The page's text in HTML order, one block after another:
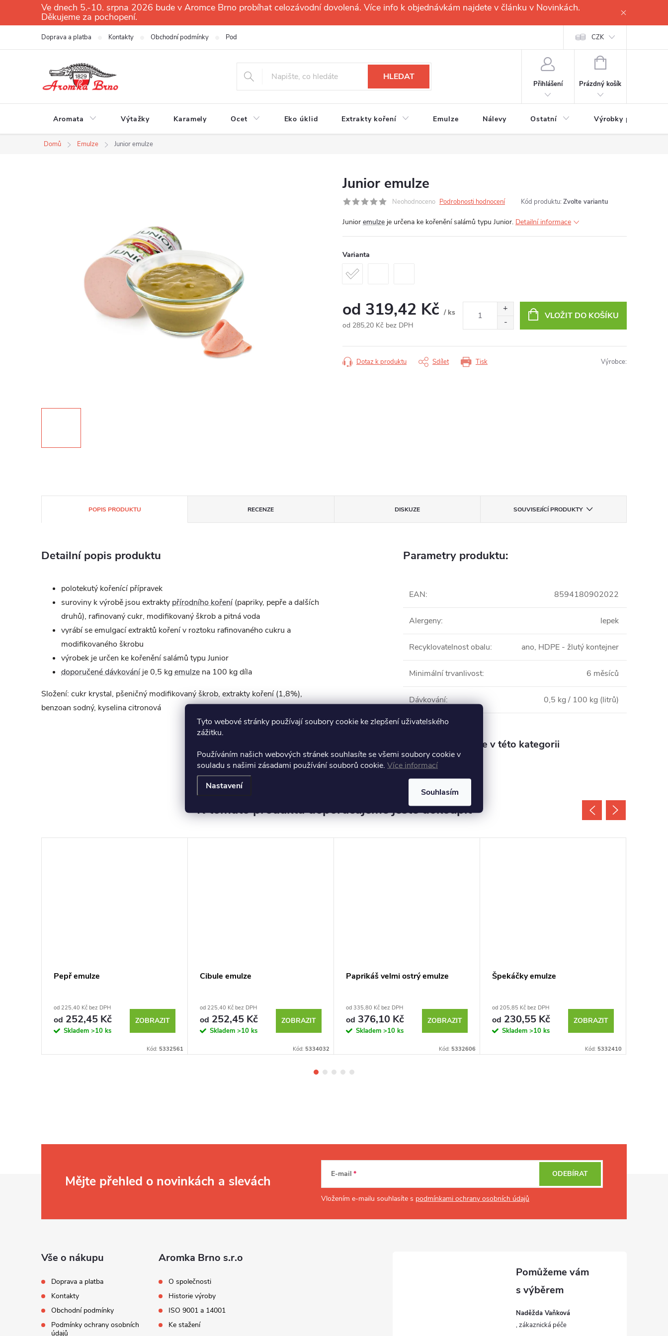
Tyto webové stránky používají soubory cookie ke zlepšení uživatelského
zážitku.
Používáním našich webových stránek souhlasíte se všemi soubory cookie v
souladu s našimi zásadami používání souborů cookie. Více informací
Nastavení
Souhlasím
Ve dnech 5.-10. srpna 2026 bude v Aromce Brno probíhat celozávodní dovolená. Více info k objednávkám najdete v článku v Novinkách.
Děkujeme za pochopení.
Doprava a platba Kontakty Obchodní podmínky Podmínky ochrany osobních údajů CZK
HLEDAT
Přihlášení
NÁKUPNÍ
Prázdný košík
Aromata Výtažky Karamely Ocet Eko úklid Extrakty koření Emulze Nálevy Ostatní Výrobky pro
Domů Emulze Junior emulze
Junior emulze
Neohodnoceno Podrobnosti hodnocení Kód produktu: Zvolte variantu
Junior emulze je určena ke kořenění salámů typu Junior. Detailní informace
Varianta
od 319,42 Kč / ks
od 285,20 Kč bez DPH
cena:
VLOŽIT DO KOŠÍKU
Tisk
Dotaz k produktu Sdílet Výrobce:
POPIS PRODUKTU RECENZE DISKUZE SOUVISEJÍCÍ PRODUKTY
Detailní popis produktu
polotekutý kořenící přípravek
suroviny k výrobě jsou extrakty přírodního koření(papriky, pepře a dalších
druhů), rafinovaný cukr, modifikovaný škrob a pitná voda
vyrábí se emulgací extraktů koření v roztoku rafinovaného cukru a
modifikovaného škrobu
výrobek je určen ke kořenění salámů typu Junior
doporučené dávkováníje 0,5 kgemulze na 100 kg díla
Složení: cukr krystal, pšeničný modifikovaný škrob, extrakty koření (1,8%),
benzoan sodný, kyselina citronová
Parametry produktu:
EAN: 8594180902022
Alergeny: lepek
Recyklovatelnost obalu: ano, HDPE - žlutý kontejner
Minimální trvanlivost: 6 měsíců
Dávkování: 0,5 kg / 100 kg (litrů)
Produkt naleznete v této kategorii
Emulze
K tomuto produktu doporučujeme ještě dokoupit
Pepř emulze
od 225,40 Kč bez DPH
od 252,45 Kč
Skladem >10 ks
ZOBRAZIT
Kód: 5332561
Cibule emulze
od 225,40 Kč bez DPH
od 252,45 Kč
Skladem >10 ks
ZOBRAZIT
Kód: 5334032
Paprikáš velmi ostrý emulze
od 335,80 Kč bez DPH
od 376,10 Kč
Skladem >10 ks
ZOBRAZIT
Kód: 5332606
Špekáčky emulze
od 205,85 Kč bez DPH
od 230,55 Kč
Skladem >10 ks
ZOBRAZIT
Kód: 5332410
Mějte přehled o novinkách a slevách E-mail
Vložením e-mailu souhlasíte s podmínkami ochrany osobních údajů
ODEBÍRAT
Vše o nákupu
Doprava a platba
Kontakty
Obchodní podmínky
Podmínky ochrany osobních
údajů
Aromka Brno s.r.o
O společnosti
Historie výroby
ISO 9001 a 14001
Ke stažení
Naděžda Vaňková